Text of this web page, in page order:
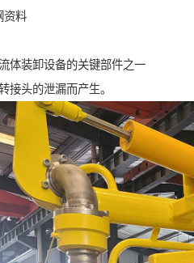
资料
体装卸设备的关键部件之一
接头的泄漏而产生。